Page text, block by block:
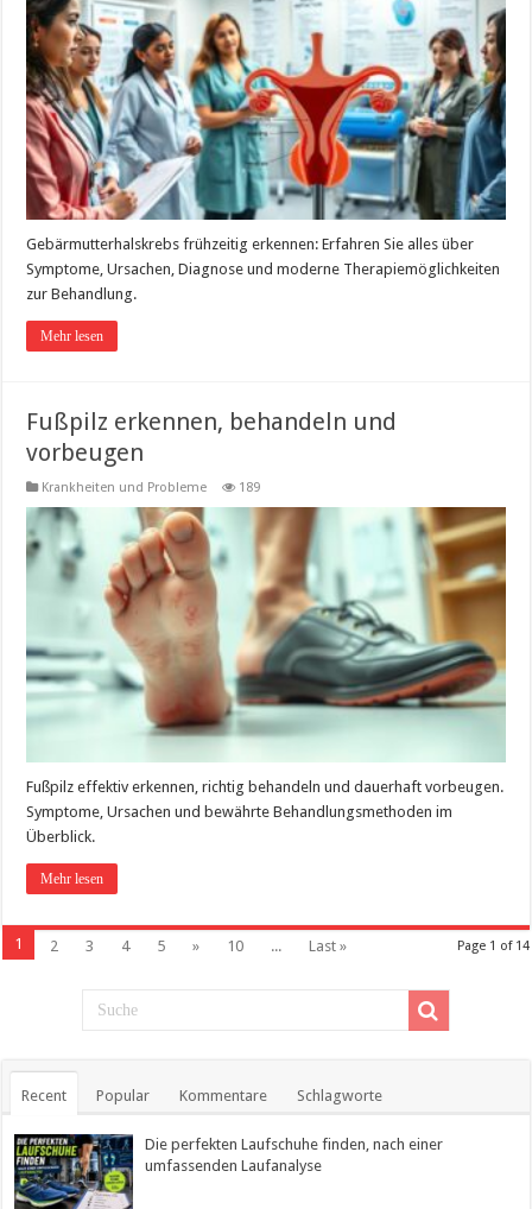
Gebärmutterhalskrebs frühzeitig erkennen: Erfahren Sie alles über
Symptome, Ursachen, Diagnose und moderne Therapiemöglichkeiten
zur Behandlung.
Mehr lesen
Fußpilz erkennen, behandeln und
vorbeugen
Krankheiten und Probleme 189
Fußpilz effektiv erkennen, richtig behandeln und dauerhaft vorbeugen.
Symptome, Ursachen und bewährte Behandlungsmethoden im
Überblick.
Mehr lesen
Page 1 of 14
1 2 3 4 5 » 10 ... Last »
Recent Popular Kommentare Schlagworte
Die perfekten Laufschuhe finden, nach einer
umfassenden Laufanalyse